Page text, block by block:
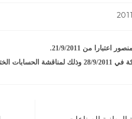
من 21/9/2011.
مقسوم الارباح.